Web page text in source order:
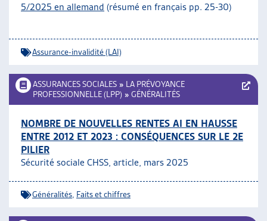
5/2025 en allemand (résumé en français pp. 25-30)
Assurance-invalidité (LAI)
ASSURANCES SOCIALES » LA PRÉVOYANCE
PROFESSIONNELLE (LPP) » GÉNÉRALITÉS
NOMBRE DE NOUVELLES RENTES AI EN HAUSSE
ENTRE 2012 ET 2023 : CONSÉQUENCES SUR LE 2E
PILIER
Sécurité sociale CHSS, article, mars 2025
Généralités Faits et chiffres